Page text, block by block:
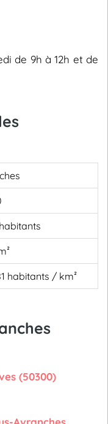
de 9h à 12h et de
habitants / km²
(50300)